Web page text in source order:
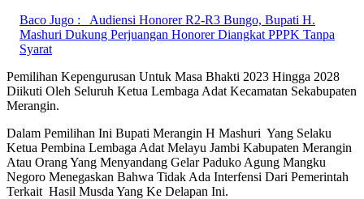
Baco Jugo :
Audiensi Honorer R2-R3 Bungo, Bupati H.
Mashuri Dukung Perjuangan Honorer Diangkat PPPK Tanpa
Syarat
Pemilihan Kepengurusan Untuk Masa Bhakti 2023 Hingga 2028
Diikuti Oleh Seluruh Ketua Lembaga Adat Kecamatan Sekabupaten
Merangin.
Dalam Pemilihan Ini Bupati Merangin H Mashuri Yang Selaku
Ketua Pembina Lembaga Adat Melayu Jambi Kabupaten Merangin
Atau Orang Yang Menyandang Gelar Paduko Agung Mangku
Negoro Menegaskan Bahwa Tidak Ada Interfensi Dari Pemerintah
Terkait Hasil Musda Yang Ke Delapan Ini.